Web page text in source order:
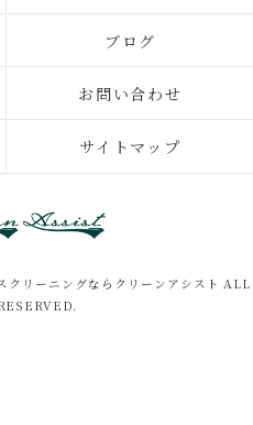
ブログ
お問い合わせ
サイトマップ
リーニングならクリーンアシスト ALL